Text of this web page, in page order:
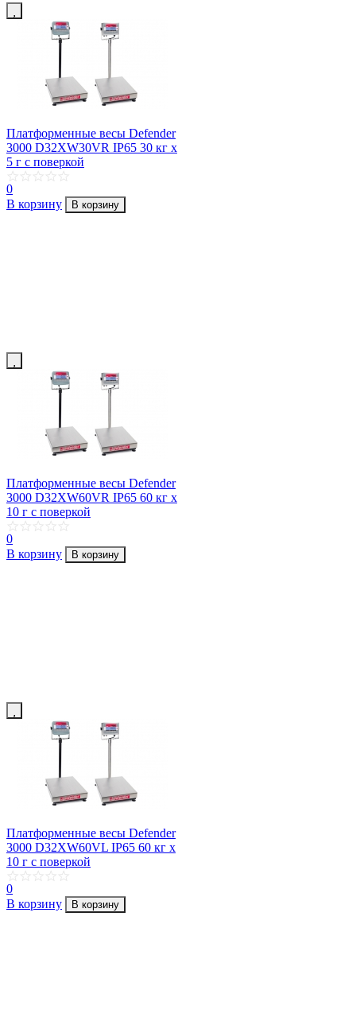
Платформенные весы Defender
3000 D32XW30VR IP65 30 кг х
5 г с поверкой
0
В корзину
В корзину
Платформенные весы Defender
3000 D32XW60VR IP65 60 кг х
10 г с поверкой
0
В корзину
В корзину
Платформенные весы Defender
3000 D32XW60VL IP65 60 кг х
10 г с поверкой
0
В корзину
В корзину